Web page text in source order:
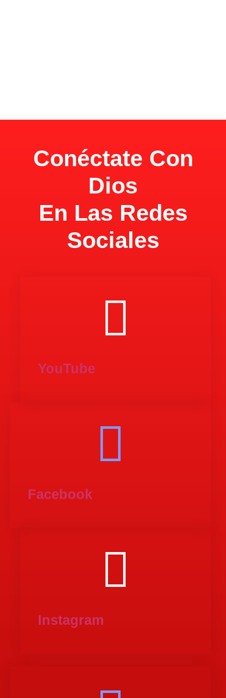
Conéctate Con
Dios
En Las Redes
Sociales
YouTube
Facebook
Instagram